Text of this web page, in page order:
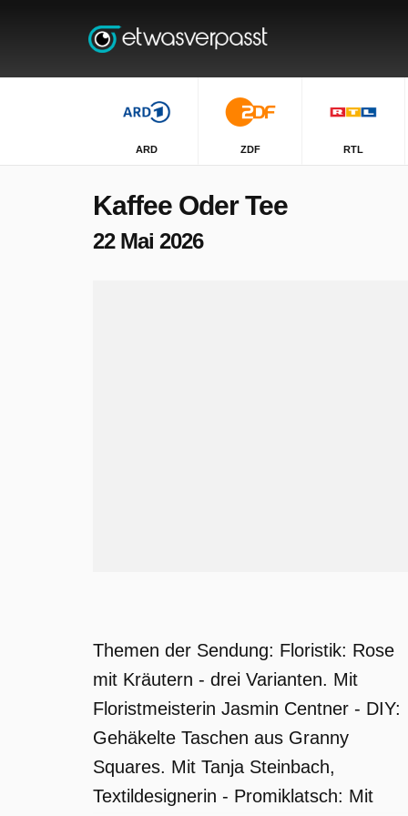
ARD ZDF RTL
Kaffee Oder Tee
22 Mai 2026
Themen der Sendung: Floristik: Rose
mit Kräutern - drei Varianten. Mit
Floristmeisterin Jasmin Centner - DIY:
Gehäkelte Taschen aus Granny
Squares. Mit Tanja Steinbach,
Textildesignerin - Promiklatsch: Mit